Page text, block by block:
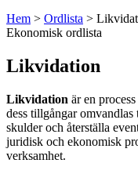
Hem > Ordlista >
Ekonomisk ordlista
Likvidation
Likvidation är en
dess tillgångar
skulder och återställa
juridisk och ekonomisk
verksamhet.